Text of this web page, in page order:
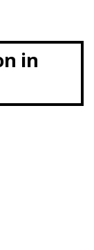
in